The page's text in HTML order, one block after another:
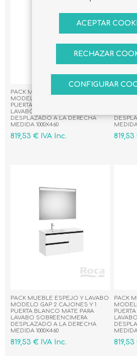
PACK MUEBLE ESPEJO Y LAVABO
MODELO GAP 2 CAJONES Y 1
PUERTA BLANCO BRILLO PARA
LAVABO SOBREENCIMERA
DESPLAZADO A LA DERECHA
MEDIDA 1000X460
819,53 € IVA Inc.
PACK
MEDIDA
PACK MUEBLE ESPEJO Y LAVABO
MODELO GAP 2 CAJONES Y 1
PUERTA BLANCO MATE PARA
LAVABO SOBREENCIMERA
DESPLAZADO A LA DERECHA
MEDIDA 1000X460
819,53 € IVA Inc.
PACK
MEDIDA
ACEPTAR
RECHAZAR
CONFIGURAR